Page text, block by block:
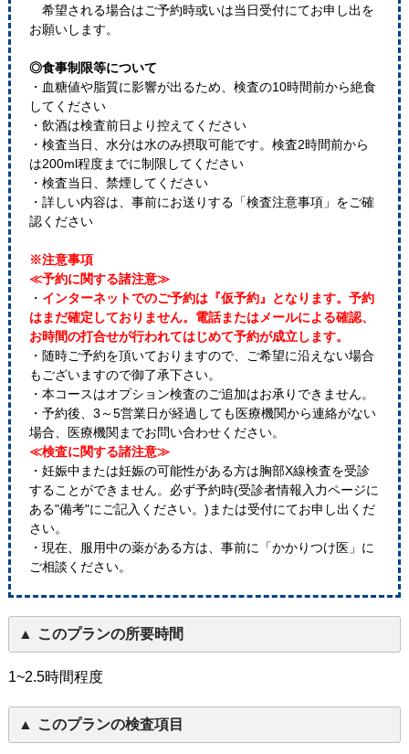
希望される場合はご予約時或いは当日受付にてお申し出を
お願いします。
◎食事制限等について
・血糖値や脂質に影響が出るため、検査の10時間前から絶食
してください
・飲酒は検査前日より控えてください
・検査当日、水分は水のみ摂取可能です。検査2時間前から
は200ml程度までに制限してください
・検査当日、禁煙してください
・詳しい内容は、事前にお送りする「検査注意事項」をご確
認ください
※注意事項
≪予約に関する諸注意≫
・ インターネットでのご予約は『仮予約』となります。予約
はまだ確定しておりません。電話またはメールによる確認、
お時間の打合せが行われてはじめて予約が成立します。
・随時ご予約を頂いておりますので、ご希望に沿えない場合
もございますので御了承下さい。
・本コースはオプション検査のご追加はお承りできません。
・予約後、3～5営業日が経過しても医療機関から連絡がない
場合、医療機関までお問い合わせください。
≪検査に関する諸注意≫
・妊娠中または妊娠の可能性がある方は胸部X線検査を受診
することができません。必ず予約時(受診者情報入力ページに
ある"備考"にご記入ください。)または受付にてお申し出くだ
さい。
・現在、服用中の薬がある方は、事前に「かかりつけ医」に
ご相談ください。
このプランの所要時間
1~2.5時間程度
このプランの検査項目